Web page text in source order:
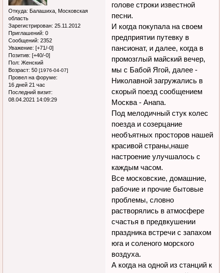
Откуда: Балашиха, Московская
область
Зарегистрирован: 25.11.2012
Приглашений: 0
Сообщений: 2352
Уважение: [+71/-0]
Позитив: [+40/-0]
Пол: Женский
Возраст: 50 [1976-04-07]
Провел на форуме:
16 дней 21 час
Последний визит:
08.04.2021 14:09:29
голове строки известной
песни.
И когда покупала на своем
предприятии путевку в
пансионат, и далее, когда в
промозглый майский вечер,
мы с Бабой Ягой, далее -
Николавной загружались в
скорый поезд сообщением
Москва - Анапа.
Под мелодичный стук колес
поезда и созерцание
необъятных просторов нашей
красивой страны,наше
настроение улучшалось с
каждым часом.
Все московские, домашние,
рабочие и прочие бытовые
проблемы, словно
растворялись в атмосфере
счастья в предвкушении
праздника встречи с запахом
юга и соленого морского
воздуха.
А когда на одной из станций к